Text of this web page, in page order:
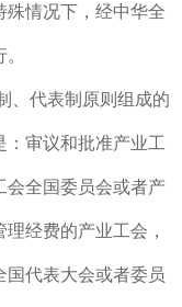
殊情况下，经中华全
、代表制原则组成的
：审议和批准产业工
会全国委员会或者产
经费的产业工会，
代表大会或者委员